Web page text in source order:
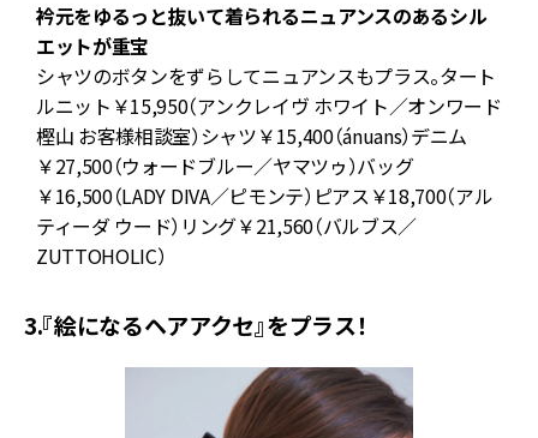
衿元をゆるっと抜いて着られるニュアンスのあるシル
エットが重宝
シャツのボタンをずらしてニュアンスもプラス。タート
ルニット￥15,950（アンクレイヴ ホワイト／オンワード
樫山 お客様相談室）シャツ￥15,400（ánuans）デニム
￥27,500（ウォードブルー／ヤマツゥ）バッグ
￥16,500（LADY DIVA／ピモンテ）ピアス￥18,700（アル
ティーダ ウード）リング￥21,560（バルブス／
ZUTTOHOLIC）
3.『絵になるヘアアクセ』をプラス！